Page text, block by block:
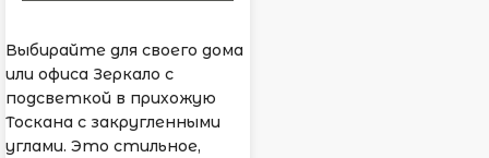
Выбирайте для своего дома
или офиса Зеркало с
подсветкой в прихожую
Тоскана с закругленными
углами. Это стильное,